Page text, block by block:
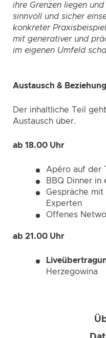
ihre Grenzen liegen
sinnvoll und sicher
konkreter
mit generativer und
im eigenen Umfeld
Austausch &
Der inhaltliche Teil
Austausch über.
ab 18.00 Uhr
Apéro auf der
BBQ Dinner in
Gespräche mit
Experten
Offenes
ab 21.00 Uhr
Herzegowina